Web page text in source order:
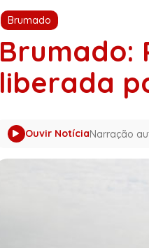
Brumado
Brumado:
liberada
Ouvir NotíciaNarração